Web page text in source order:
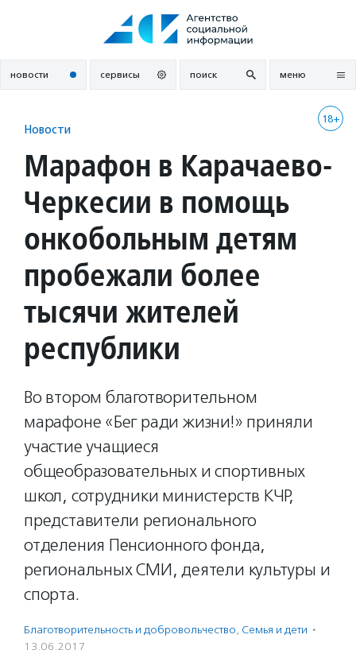
новости сервисы поиск меню
18+
Новости
Марафон в Карачаево-
Черкесии в помощь
онкобольным детям
пробежали более
тысячи жителей
республики
Во втором благотворительном
марафоне «Бег ради жизни!» приняли
участие учащиеся
общеобразовательных и спортивных
школ, сотрудники министерств КЧР,
представители регионального
отделения Пенсионного фонда,
региональных СМИ, деятели культуры и
спорта.
Благотвори­тель­ность и доброволь­чест­во, Семья и дети ·
13.06.2017